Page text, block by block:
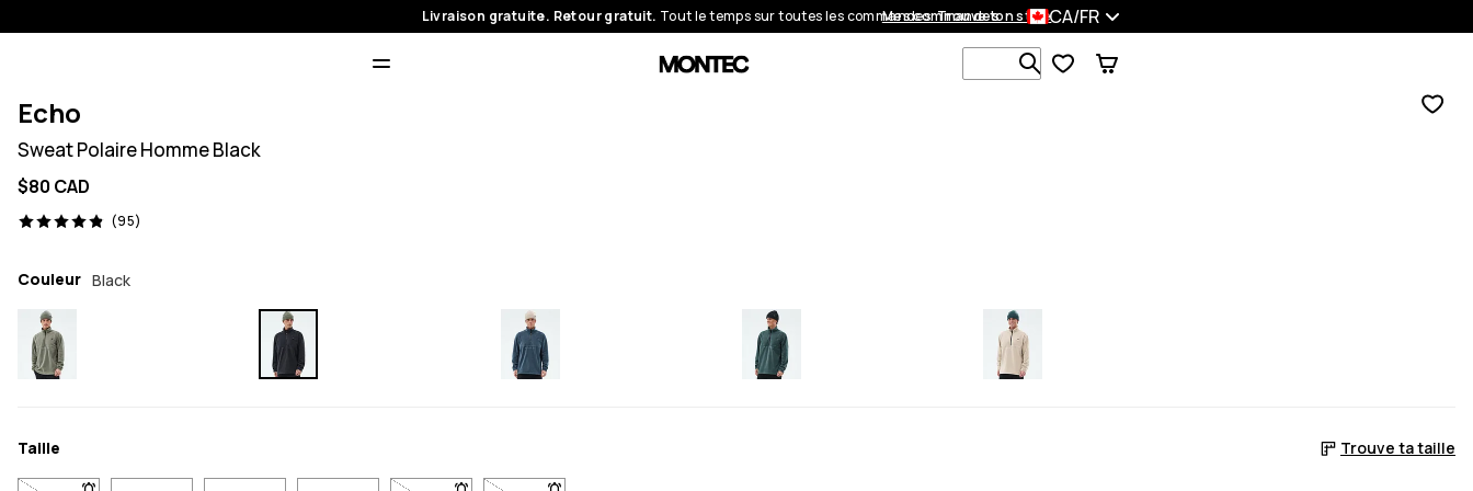
Livraison gratuite. Retour gratuit. Tout le temps sur toutes les commandes.Trouve ton style
Mes commandes CA/FR
Recherche parmi 1 000+ produits
Echo
Sweat Polaire Homme Black
$80 CAD
(95)
95 avis, 4.9/5
Couleur Black
Taille Trouve ta taille